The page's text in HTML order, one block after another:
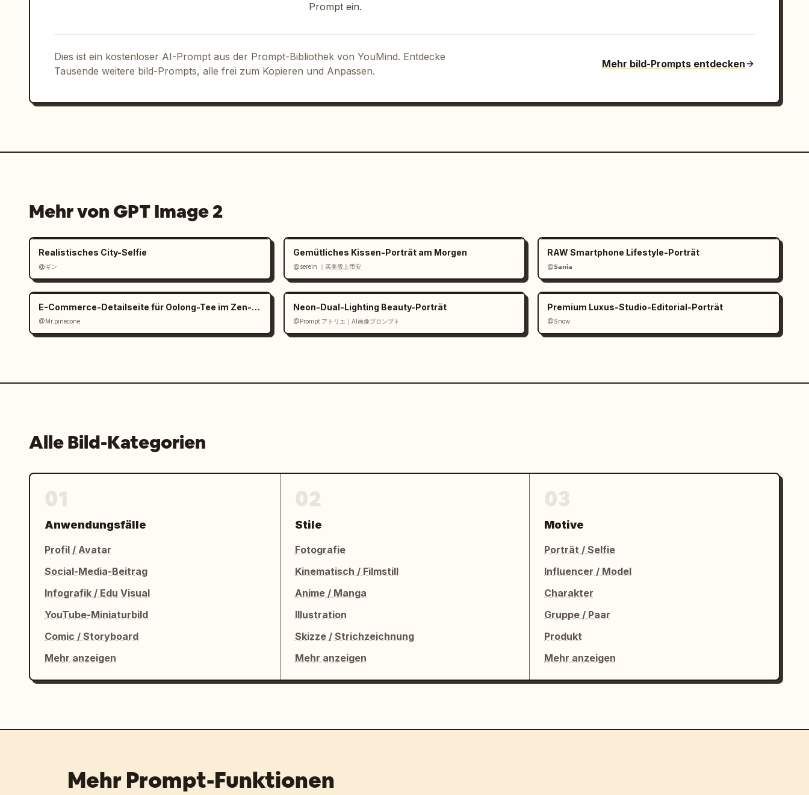
Barett"}]},"decorations":{"count":12,"items":["gelber Glitzer verstreut auf
Bewegungslinien um das Barett auf einigen Stickern","weiche weiße Sticker-
Schnittlinie um jedes Design","sauberer leerer Hintergrund","lockere
handgeschriebene Pinselschrift über jedem Charakter","pastellfarbene
Aquarellschattierung","sanfte rosige Hauttöne","Text als Sticker-Beschriftung
hinweg","konsistente Kopfbedeckung und Frisur auf allen 12 Stickern","süße,
Beschriftung pro Sticker","quality":"hohe Lesbarkeit, saubere Komposition,
Prompt ein.
Dies ist ein kostenloser AI-Prompt aus der Prompt-Bibliothek von YouMind. Entdecke
Tausende weitere bild-Prompts, alle frei zum Kopieren und Anpassen.
Mehr bild-Prompts entdecken
Mehr von GPT Image 2
Realistisches City-Selfie
@ギン
Gemütliches Kissen-Porträt am Morgen
@serein ｜买美股上币安
RAW Smartphone Lifestyle-Porträt
@𝗦𝗮𝗻𝗶𝗮
E-Commerce-Detailseite für Oolong-Tee im Zen-Stil
@Mr.pinecone
Neon-Dual-Lighting Beauty-Porträt
@Prompt アトリエ｜AI画像プロンプト
Premium Luxus-Studio-Editorial-Porträt
@Snow
Alle Bild-Kategorien
Anwendungsfälle
Profil / Avatar
Social-Media-Beitrag
Infografik / Edu Visual
YouTube-Miniaturbild
Comic / Storyboard
Mehr anzeigen
Stile
Fotografie
Kinematisch / Filmstill
Anime / Manga
Illustration
Skizze / Strichzeichnung
Mehr anzeigen
Motive
Porträt / Selfie
Influencer / Model
Charakter
Gruppe / Paar
Produkt
Mehr anzeigen
Mehr Prompt-Funktionen